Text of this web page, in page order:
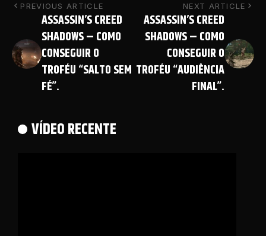
PREVIOUS ARTICLE
ASSASSIN’S CREED
SHADOWS – COMO
CONSEGUIR O
TROFÉU “SALTO SEM
FÉ”.
NEXT ARTICLE
ASSASSIN’S CREED
SHADOWS – COMO
CONSEGUIR O
TROFÉU “AUDIÊNCIA
FINAL”.
VÍDEO RECENTE